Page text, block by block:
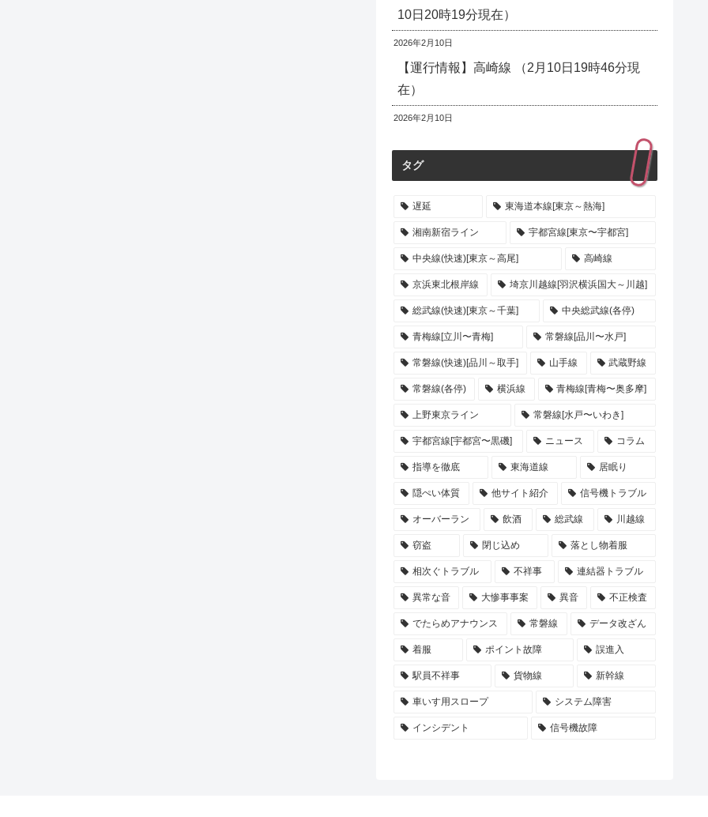
10日20時19分現在）
2026年2月10日
【運行情報】高崎線 （2月10日19時46分現
在）
2026年2月10日
タグ
遅延 東海道本線[東京～熱海]
湘南新宿ライン 宇都宮線[東京〜宇都宮]
中央線(快速)[東京～高尾] 高崎線
京浜東北根岸線 埼京川越線[羽沢横浜国大～川越]
総武線(快速)[東京～千葉] 中央総武線(各停)
青梅線[立川〜青梅] 常磐線[品川〜水戸]
常磐線(快速)[品川～取手] 山手線 武蔵野線
常磐線(各停) 横浜線 青梅線[青梅〜奥多摩]
上野東京ライン 常磐線[水戸〜いわき]
宇都宮線[宇都宮〜黒磯] ニュース コラム
指導を徹底 東海道線 居眠り
隠ぺい体質 他サイト紹介 信号機トラブル
オーバーラン 飲酒 総武線 川越線
窃盗 閉じ込め 落とし物着服
相次ぐトラブル 不祥事 連結器トラブル
異常な音 大惨事事案 異音 不正検査
でたらめアナウンス 常磐線 データ改ざん
着服 ポイント故障 誤進入
駅員不祥事 貨物線 新幹線
車いす用スロープ システム障害
インシデント 信号機故障